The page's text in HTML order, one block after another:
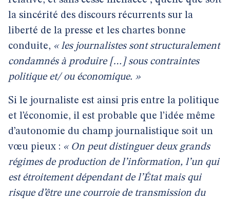
la sincérité des discours récurrents sur la
liberté de la presse et les chartes bonne
conduite, « les journalistes sont structuralement
condamnés à produire […] sous contraintes
politique et/ ou économique. »
Si le journaliste est ainsi pris entre la politique
et l’économie, il est probable que l’idée même
d’autonomie du champ journalistique soit un
vœu pieux : « On peut distinguer deux grands
régimes de production de l’information, l’un qui
est étroitement dépendant de l’État mais qui
risque d’être une courroie de transmission du